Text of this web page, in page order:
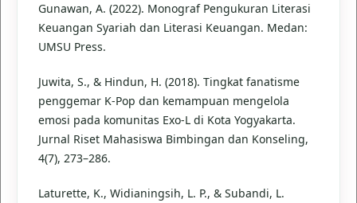
Gunawan, A. (2022). Monograf Pengukuran Literasi
Keuangan Syariah dan Literasi Keuangan. Medan:
UMSU Press.
Juwita, S., & Hindun, H. (2018). Tingkat fanatisme
penggemar K-Pop dan kemampuan mengelola
emosi pada komunitas Exo-L di Kota Yogyakarta.
Jurnal Riset Mahasiswa Bimbingan dan Konseling,
4(7), 273–286.
Laturette, K., Widianingsih, L. P., & Subandi, L.